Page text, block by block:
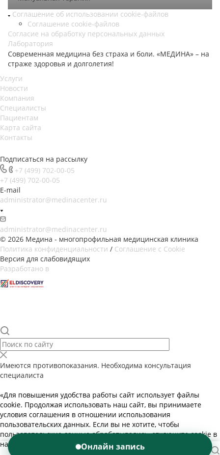
Соглашение об использовании cookie-файлов
Соглашение cookie-файлов
Согласие на обработку персональных данных
Лаборатория
Современная медицина без страха и боли. «МЕДИНА» – на
страже здоровья и долголетия!
Услуги
Новости
Компания
Специалисты
Пациентам
Карта сайта
Контакты
Подписаться на рассылку
+7 (499) 702-00-05
+7 (499) 702-00-05
E-mail
administrator@medinacenter.ru
administrator@medinacenter.ru
© 2026 Медина - многопрофильная медицинская клиника
Политика конфиденциальности / Соглашение с Cookie
Версия для слабовидящих
Разработано в
Имеются противопоказания. Необходима консультация
специалиста
Онлайн запись
«Для повышения удобства работы сайт использует файлы
cookie. Продолжая использовать наш сайт, вы принимаете
условия соглашения в отношении использования
пользовательских данных. Если вы не хотите, чтобы
пользовательские данные обрабатывались, отключите cookie в
настройках браузера.»Подробнее